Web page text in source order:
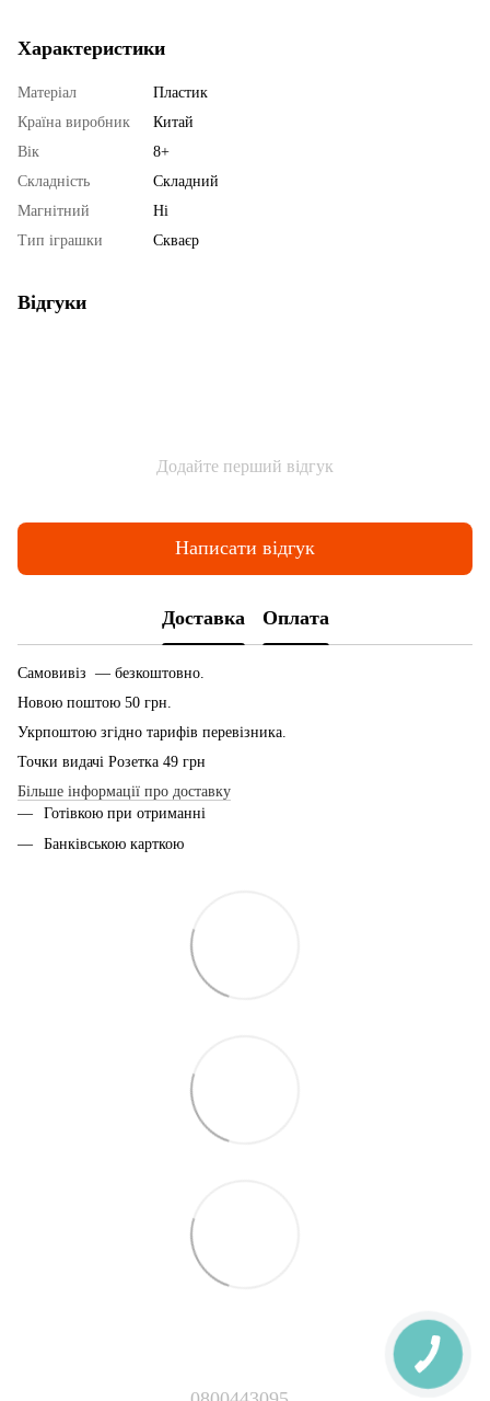
Характеристики
Матеріал
Пластик
Країна виробник
Китай
Вік
8+
Складність
Складний
Магнітний
Ні
Тип іграшки
Скваєр
Відгуки
Додайте перший відгук
Написати відгук
Доставка Оплата
Самовивіз — безкоштовно.
Новою поштою 50 грн.
Укрпоштою згідно тарифів перевізника.
Точки видачі Розетка 49 грн
Більше інформації про доставку
Готівкою при отриманні
Банківською карткою